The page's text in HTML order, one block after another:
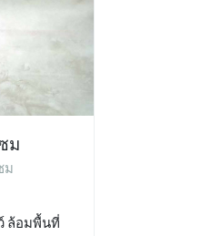
ม
ม
ล้อมพื้นที่